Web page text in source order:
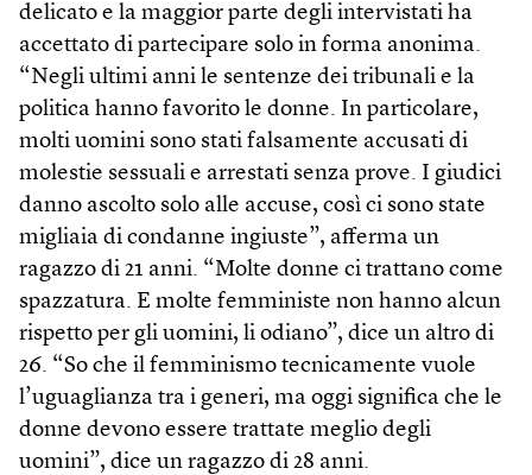
delicato e la maggior parte degli intervistati ha
accettato di partecipare solo in forma anonima.
“Negli ultimi anni le sentenze dei tribunali e la
politica hanno favorito le donne. In particolare,
molti uomini sono stati falsamente accusati di
molestie sessuali e arrestati senza prove. I giudici
danno ascolto solo alle accuse, così ci sono state
migliaia di condanne ingiuste”, afferma un
ragazzo di 21 anni. “Molte donne ci trattano come
spazzatura. E molte femministe non hanno alcun
rispetto per gli uomini, li odiano”, dice un altro di
26. “So che il femminismo tecnicamente vuole
l’uguaglianza tra i generi, ma oggi significa che le
donne devono essere trattate meglio degli
uomini”, dice un ragazzo di 28 anni.